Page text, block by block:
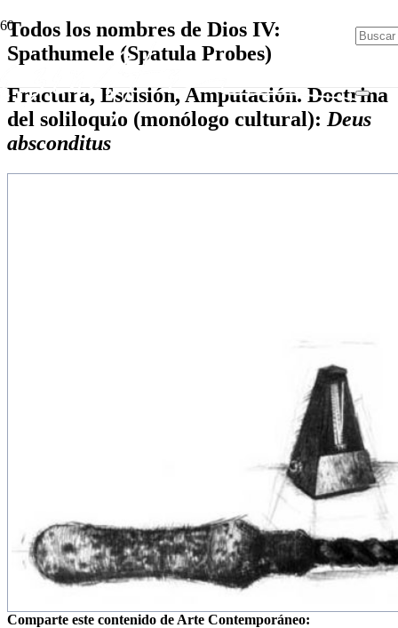
Todos los nombres de Dios IV:
Spathumele (Spatula Probes)
Fractura, Escisión, Amputación. Doctrina
del soliloquio (monólogo cultural): Deus
absconditus
Comparte este contenido de Arte Contemporáneo: